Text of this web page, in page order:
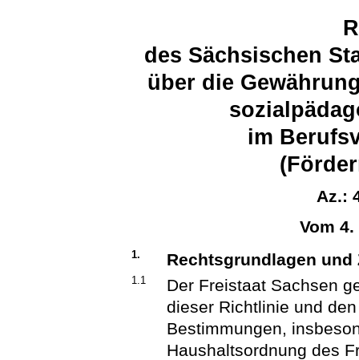
des Sächsischen
über die
im
Az.:
Vom
1. Rechtsgrundlagen und
1.1
Der Freistaat Sachsen
dieser Richtlinie und
Bestimmungen,
Haushaltsordnung des